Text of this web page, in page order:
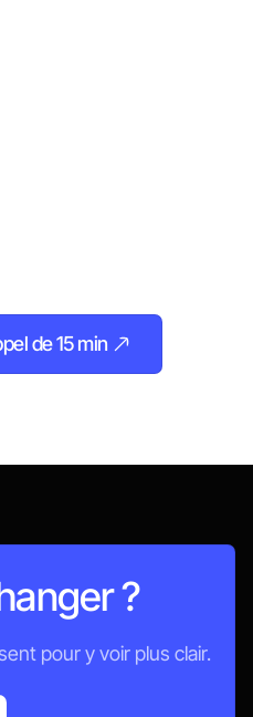
de 15 min
?
pour y voir plus clair.